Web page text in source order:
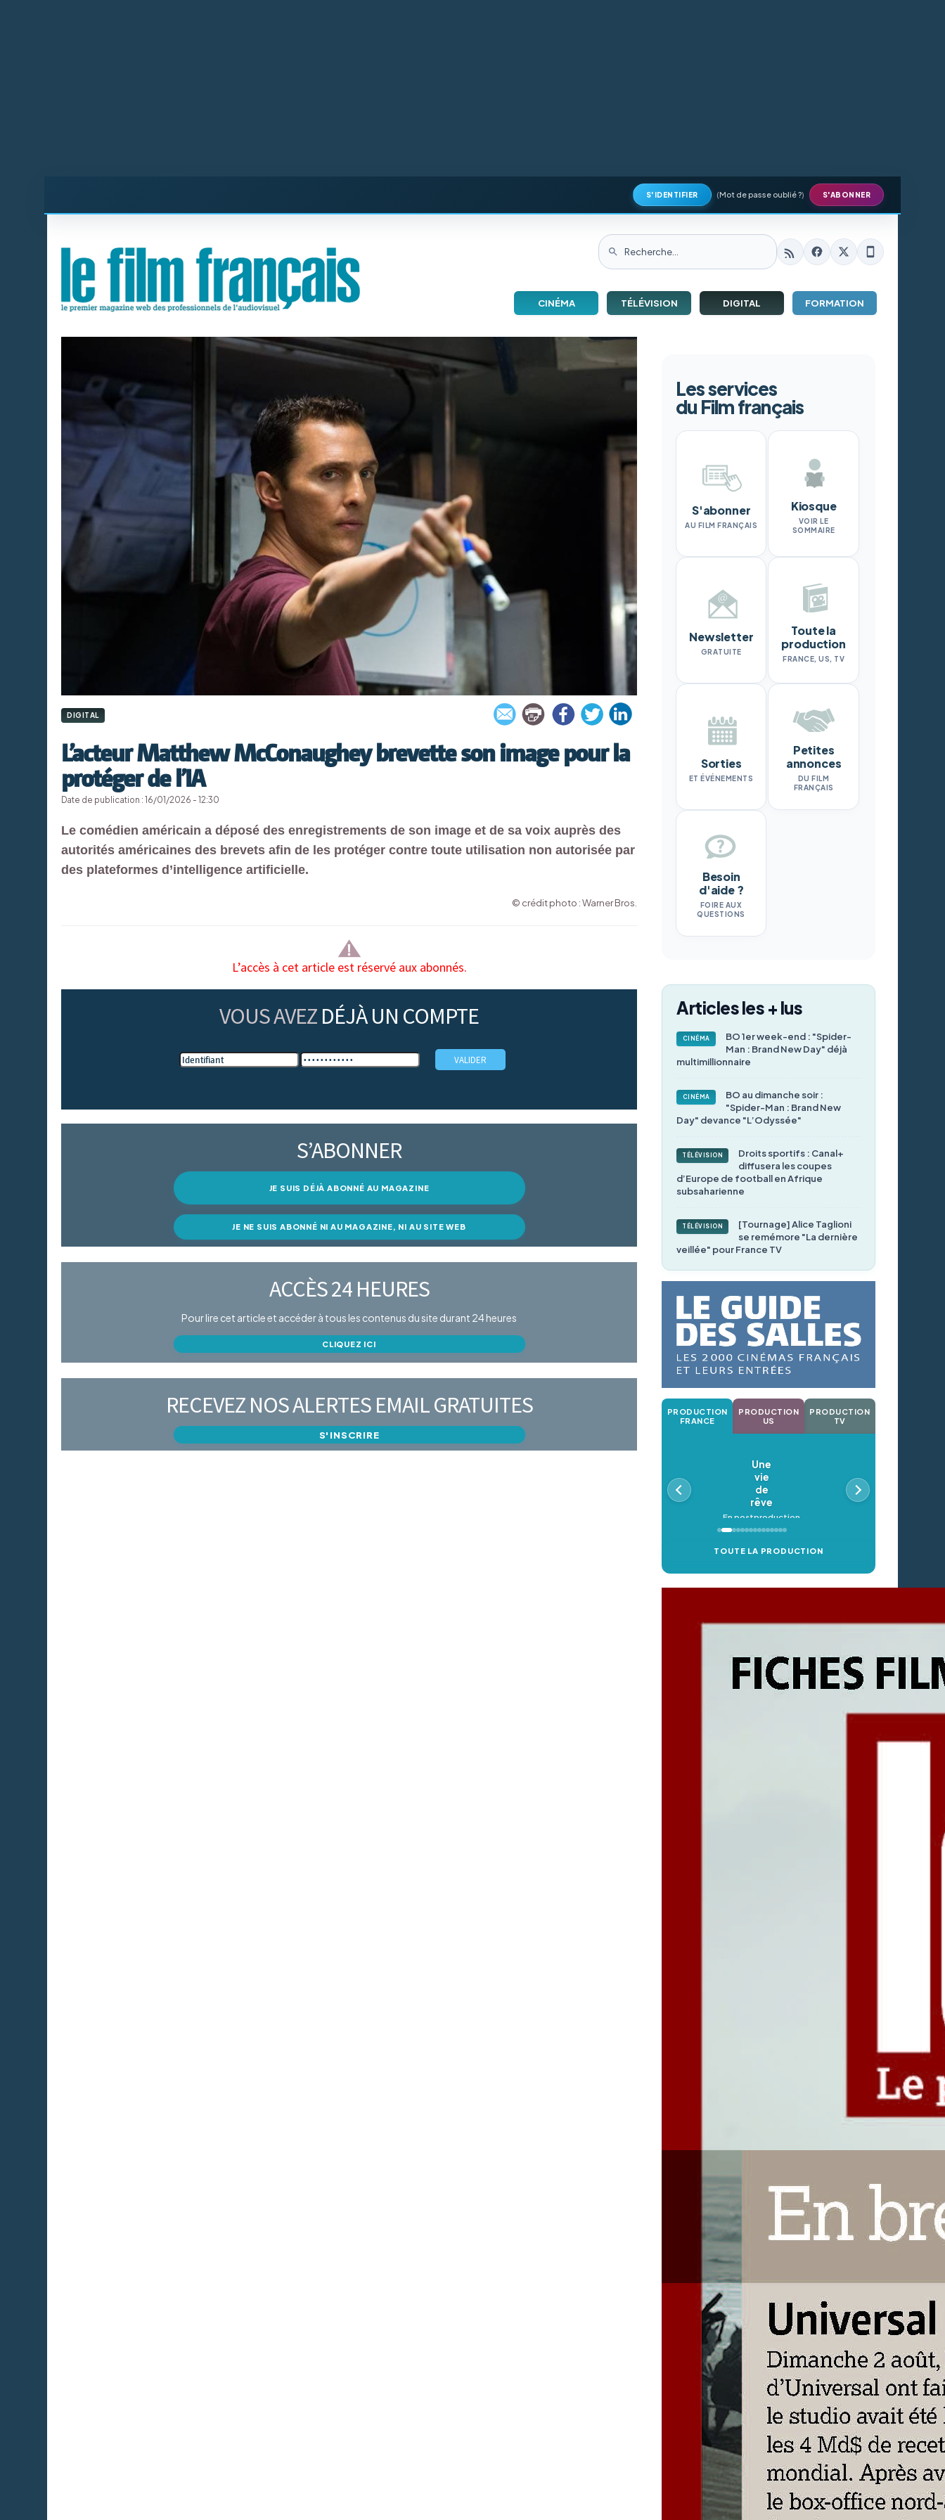
S'IDENTIFIER (Mot de passe oublié ?) S'ABONNER
CINÉMA TÉLÉVISION DIGITAL FORMATION
DIGITAL
L’acteur Matthew McConaughey brevette son image pour la
protéger de l’IA
Date de publication : 16/01/2026 - 12:30
Le comédien américain a déposé des enregistrements de son image et de sa voix auprès des
autorités américaines des brevets afin de les protéger contre toute utilisation non autorisée par
des plateformes d’intelligence artificielle.
© crédit photo : Warner Bros.
L’accès à cet article est réservé aux abonnés.
VOUS AVEZ DÉJÀ UN COMPTE
S’ABONNER
JE SUIS DÉJÀ ABONNÉ AU MAGAZINE
JE NE SUIS ABONNÉ NI AU MAGAZINE, NI AU SITE WEB
ACCÈS 24 HEURES
Pour lire cet article et accéder à tous les contenus du site durant 24 heures
CLIQUEZ ICI
RECEVEZ NOS ALERTES EMAIL GRATUITES
S'INSCRIRE
Les services
du Film français
S'abonner
AU FILM FRANÇAIS
Kiosque
VOIR LE
SOMMAIRE
Newsletter
GRATUITE
Toute la
production
FRANCE, US, TV
Sorties
ET ÉVÉNEMENTS
Petites
annonces
DU FILM
FRANÇAIS
Besoin
d'aide ?
FOIRE AUX
QUESTIONS
Articles les + lus
CINÉMA
BO 1er week-end : "Spider-
Man : Brand New Day" déjà
multimillionnaire
CINÉMA
BO au dimanche soir :
"Spider-Man : Brand New
Day" devance "L’Odyssée"
TÉLÉVISION
Droits sportifs : Canal+
diffusera les coupes
d’Europe de football en Afrique
subsaharienne
TÉLÉVISION
[Tournage] Alice Taglioni
se remémore "La dernière
veillée" pour France TV
PRODUCTION
FRANCE
PRODUCTION
US
PRODUCTION
TV
Une
vie
de
rêve
En postproduction
TOUTE LA PRODUCTION